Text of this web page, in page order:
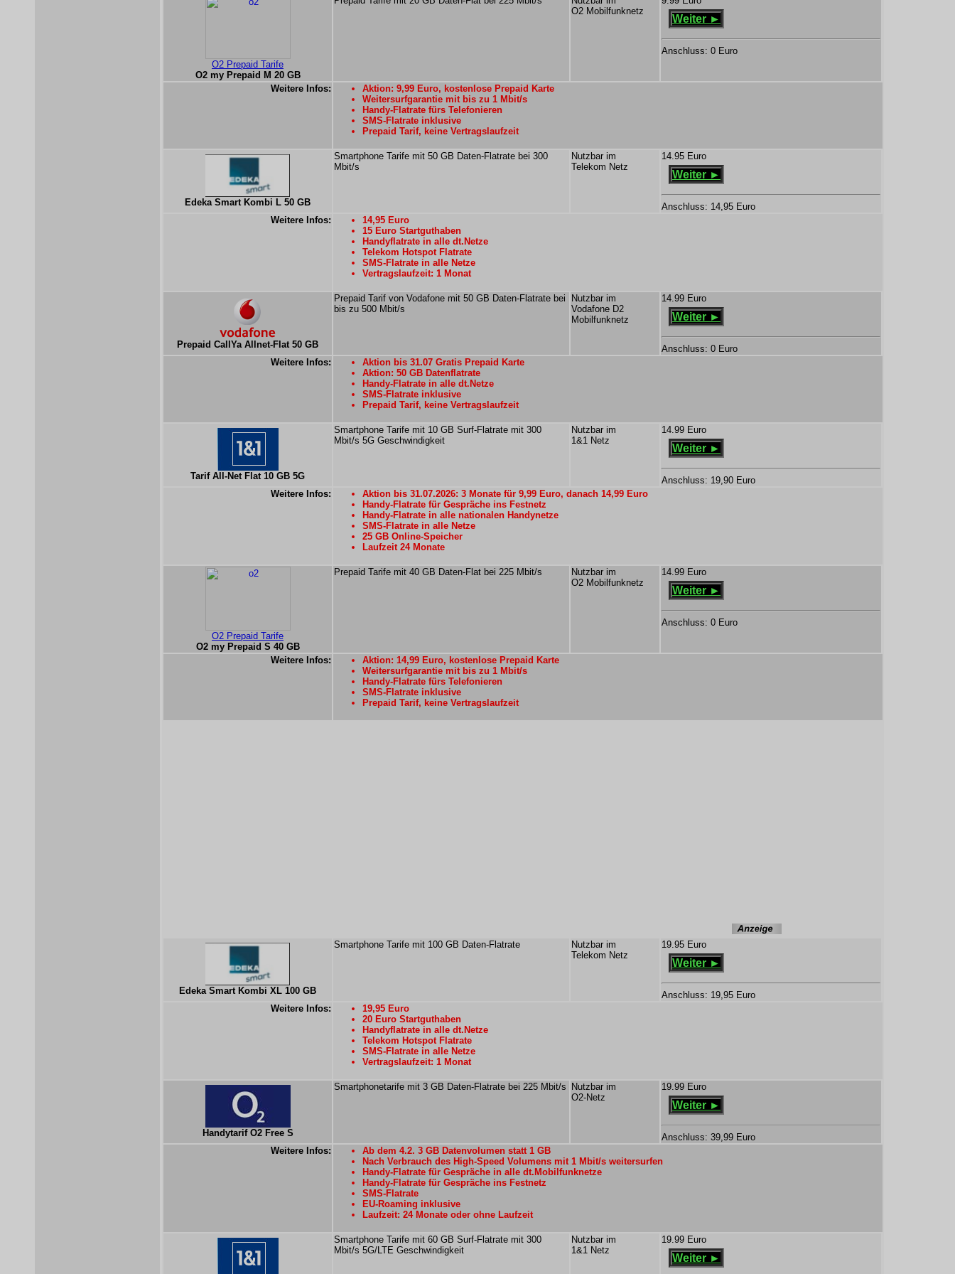
O2 Prepaid Tarife
O2 my Prepaid M 20 GB
O2 Mobilfunknetz
Weiter ►
Anschluss: 0 Euro
Weitere Infos:
Aktion: 9,99 Euro, kostenlose Prepaid Karte
Weitersurfgarantie mit bis zu 1 Mbit/s
Handy-Flatrate fürs Telefonieren
SMS-Flatrate inklusive
Prepaid Tarif, keine Vertragslaufzeit
Edeka Smart Kombi L 50 GB
Smartphone Tarife mit 50 GB Daten-Flatrate bei 300
Mbit/s
Nutzbar im
Telekom Netz
14.95 Euro
Weiter ►
Anschluss: 14,95 Euro
Weitere Infos:
14,95 Euro
15 Euro Startguthaben
Handyflatrate in alle dt.Netze
Telekom Hotspot Flatrate
SMS-Flatrate in alle Netze
Vertragslaufzeit: 1 Monat
Prepaid CallYa Allnet-Flat 50 GB
Prepaid Tarif von Vodafone mit 50 GB Daten-Flatrate bei
bis zu 500 Mbit/s
Nutzbar im
Vodafone D2
Mobilfunknetz
14.99 Euro
Weiter ►
Anschluss: 0 Euro
Weitere Infos:
Aktion bis 31.07 Gratis Prepaid Karte
Aktion: 50 GB Datenflatrate
Handy-Flatrate in alle dt.Netze
SMS-Flatrate inklusive
Prepaid Tarif, keine Vertragslaufzeit
Tarif All-Net Flat 10 GB 5G
Smartphone Tarife mit 10 GB Surf-Flatrate mit 300
Mbit/s 5G Geschwindigkeit
Nutzbar im
1&1 Netz
14.99 Euro
Weiter ►
Anschluss: 19,90 Euro
Weitere Infos:
Aktion bis 31.07.2026: 3 Monate für 9,99 Euro, danach 14,99 Euro
Handy-Flatrate für Gespräche ins Festnetz
Handy-Flatrate in alle nationalen Handynetze
SMS-Flatrate in alle Netze
25 GB Online-Speicher
Laufzeit 24 Monate
O2 Prepaid Tarife
O2 my Prepaid S 40 GB
Prepaid Tarife mit 40 GB Daten-Flat bei 225 Mbit/s
Nutzbar im
O2 Mobilfunknetz
14.99 Euro
Weiter ►
Anschluss: 0 Euro
Weitere Infos:
Aktion: 14,99 Euro, kostenlose Prepaid Karte
Weitersurfgarantie mit bis zu 1 Mbit/s
Handy-Flatrate fürs Telefonieren
SMS-Flatrate inklusive
Prepaid Tarif, keine Vertragslaufzeit
Edeka Smart Kombi XL 100 GB
Smartphone Tarife mit 100 GB Daten-Flatrate
Nutzbar im
Telekom Netz
19.95 Euro
Weiter ►
Anschluss: 19,95 Euro
Weitere Infos:
19,95 Euro
20 Euro Startguthaben
Handyflatrate in alle dt.Netze
Telekom Hotspot Flatrate
SMS-Flatrate in alle Netze
Vertragslaufzeit: 1 Monat
Handytarif O2 Free S
Smartphonetarife mit 3 GB Daten-Flatrate bei 225 Mbit/s
Nutzbar im
O2-Netz
19.99 Euro
Weiter ►
Anschluss: 39,99 Euro
Weitere Infos:
Ab dem 4.2. 3 GB Datenvolumen statt 1 GB
Nach Verbrauch des High-Speed Volumens mit 1 Mbit/s weitersurfen
Handy-Flatrate für Gespräche in alle dt.Mobilfunknetze
Handy-Flatrate für Gespräche ins Festnetz
SMS-Flatrate
EU-Roaming inklusive
Laufzeit: 24 Monate oder ohne Laufzeit
Smartphone Tarife mit 60 GB Surf-Flatrate mit 300
Mbit/s 5G/LTE Geschwindigkeit
Nutzbar im
1&1 Netz
19.99 Euro
Weiter ►